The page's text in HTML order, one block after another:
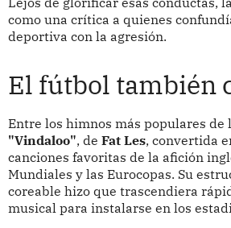
como una crítica a quienes
deportiva con la agresión.
El fútbol también
Entre los himnos más populares
"Vindaloo", de Fat Les, convertida
canciones favoritas de la afición
Mundiales y las Eurocopas. Su
coreable hizo que trascendiera
musical para instalarse en los